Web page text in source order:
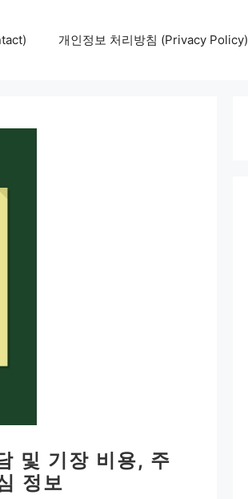
개인정보 처리방침 (Privacy Policy)
및 기장 비용, 주
정보